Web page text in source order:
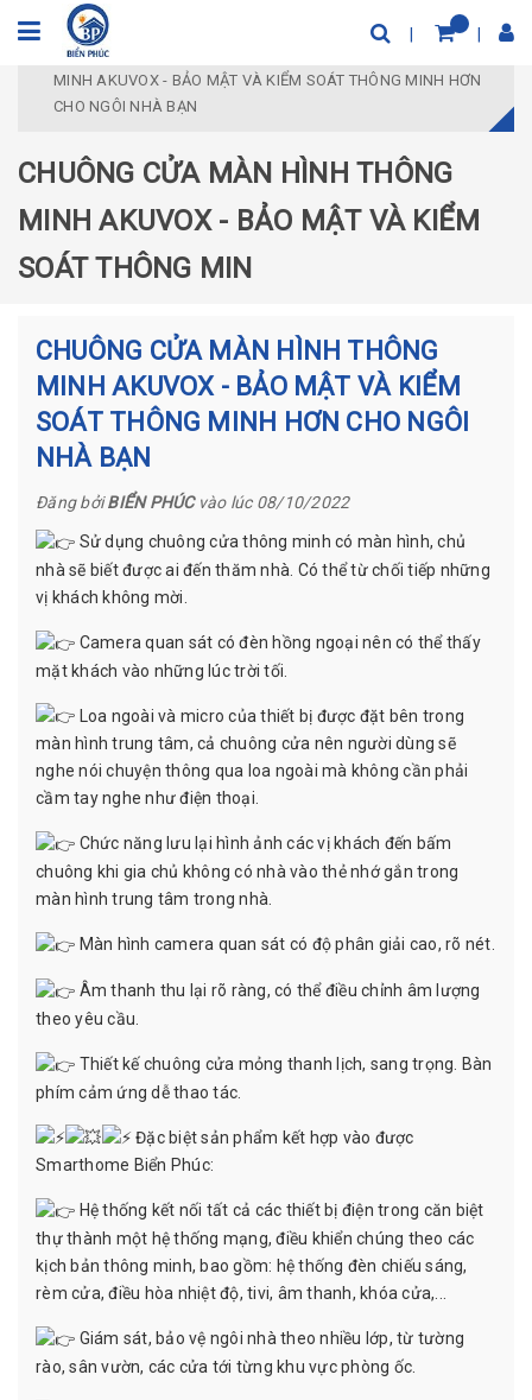
Trang chủ
MINH AKUVOX - BẢO MẬT VÀ KIỂM SOÁT THÔNG MINH HƠN
CHO NGÔI NHÀ BẠN
CHUÔNG CỬA MÀN HÌNH THÔNG
MINH AKUVOX - BẢO MẬT VÀ KIỂM
SOÁT THÔNG MIN
CHUÔNG CỬA MÀN HÌNH THÔNG
MINH AKUVOX - BẢO MẬT VÀ KIỂM
SOÁT THÔNG MINH HƠN CHO NGÔI
NHÀ BẠN
Đăng bởiBIỂN PHÚCvào lúc 08/10/2022
Sử dụng chuông cửa thông minh có màn hình, chủ
nhà sẽ biết được ai đến thăm nhà. Có thể từ chối tiếp những
vị khách không mời.
Camera quan sát có đèn hồng ngoại nên có thể thấy
mặt khách vào những lúc trời tối.
Loa ngoài và micro của thiết bị được đặt bên trong
màn hình trung tâm, cả chuông cửa nên người dùng sẽ
nghe nói chuyện thông qua loa ngoài mà không cần phải
cầm tay nghe như điện thoại.
Chức năng lưu lại hình ảnh các vị khách đến bấm
chuông khi gia chủ không có nhà vào thẻ nhớ gắn trong
màn hình trung tâm trong nhà.
Màn hình camera quan sát có độ phân giải cao, rõ nét.
Âm thanh thu lại rõ ràng, có thể điều chỉnh âm lượng
theo yêu cầu.
Thiết kế chuông cửa mỏng thanh lịch, sang trọng. Bàn
phím cảm ứng dễ thao tác.
Đặc biệt sản phẩm kết hợp vào được
Smarthome Biển Phúc:
Hệ thống kết nối tất cả các thiết bị điện trong căn biệt
thự thành một hệ thống mạng, điều khiển chúng theo các
kịch bản thông minh, bao gồm: hệ thống đèn chiếu sáng,
rèm cửa, điều hòa nhiệt độ, tivi, âm thanh, khóa cửa,...
Giám sát, bảo vệ ngôi nhà theo nhiều lớp, từ tường
rào, sân vườn, các cửa tới từng khu vực phòng ốc.